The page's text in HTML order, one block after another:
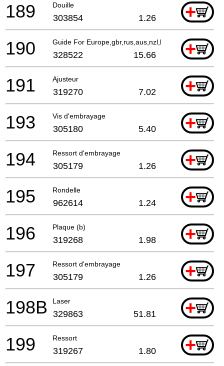
Douille +
189 303854 1.26
Guide For Europe,gbr,rus,aus,nzl,bra +
190 328522 15.66
Ajusteur +
191 319270 7.02
Vis d'embrayage +
193 305180 5.40
Ressort d'embrayage +
194 305179 1.26
Rondelle +
195 962614 1.24
Plaque (b) +
196 319268 1.98
Ressort d'embrayage +
197 305179 1.26
Laser +
198B 329863 51.81
Ressort +
199 319267 1.80